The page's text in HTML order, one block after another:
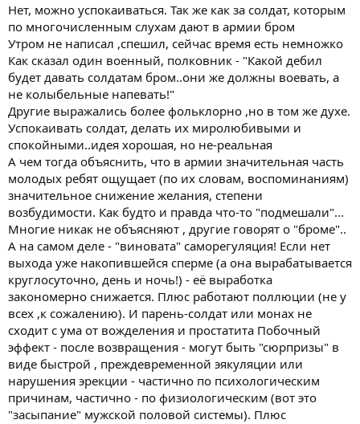
Нет, можно успокаиваться. Так же как за солдат, которым
по многочисленным слухам дают в армии бром
Утром не написал ,спешил, сейчас время есть немножко
Как сказал один военный, полковник - "Какой дебил
будет давать солдатам бром..они же должны воевать, а
не колыбельные напевать!"
Другие выражались более фольклорно ,но в том же духе.
Успокаивать солдат, делать их миролюбивыми и
спокойными..идея хорошая, но не-реальная
А чем тогда объяснить, что в армии значительная часть
молодых ребят ощущает (по их словам, воспоминаниям)
значительное снижение желания, степени
возбудимости. Как будто и правда что-то "подмешали"...
Многие никак не объясняют , другие говорят о "броме"..
А на самом деле - "виновата" саморегуляция! Если нет
выхода уже накопившейся сперме (а она вырабатывается
круглосуточно, день и ночь!) - её выработка
закономерно снижается. Плюс работают поллюции (не у
всех ,к сожалению). И парень-солдат или монах не
сходит с ума от вожделения и простатита Побочный
эффект - после возвращения - могут быть "сюрпризы" в
виде быстрой , преждевременной эякуляции или
нарушения эрекции - частично по психологическим
причинам, частично - по физиологическим (вот это
"засыпание" мужской половой системы). Плюс